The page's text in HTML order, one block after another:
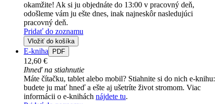
okamžite! Ak si ju objednáte do 13:00 v pracovný deň,
odošleme vám ju ešte dnes, inak najneskôr nasledujúci
pracovný deň.
Pridať do zoznamu
Vložiť do košíka
E-kniha PDF
12,60 €
Ihneď na stiahnutie
Máte čítačku, tablet alebo mobil? Stiahnite si do nich e-knihu:
budete ju mať hneď a ešte aj ušetríte život stromom. Viac
informácii o e-knihách nájdete tu.